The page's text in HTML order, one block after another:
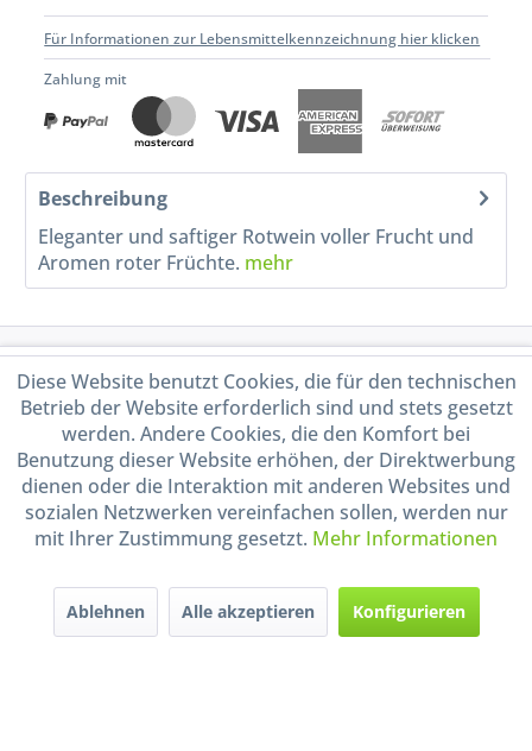
Für Informationen zur Lebensmittelkennzeichnung hier klicken
Zahlung mit
Beschreibung
Eleganter und saftiger Rotwein voller Frucht und
Aromen roter Früchte. mehr
Service Hotline
Shop Service
Informationen
Handel mit BIO-Weinen
durch DE-ÖKO-009
Diese Website benutzt Cookies, die für den technischen
Betrieb der Website erforderlich sind und stets gesetzt
werden. Andere Cookies, die den Komfort bei
Benutzung dieser Website erhöhen, der Direktwerbung
dienen oder die Interaktion mit anderen Websites und
sozialen Netzwerken vereinfachen sollen, werden nur
mit Ihrer Zustimmung gesetzt. Mehr Informationen
Ablehnen Alle akzeptieren Konfigurieren